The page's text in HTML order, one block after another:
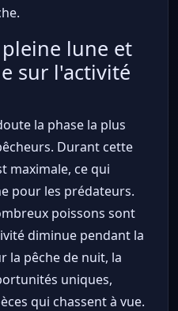
lune et
sur l'activité
la phase la plus
Durant cette
maximale, ce qui
pour les prédateurs.
poissons sont
diminue pendant la
la pêche de nuit, la
uniques,
qui chassent à vue.